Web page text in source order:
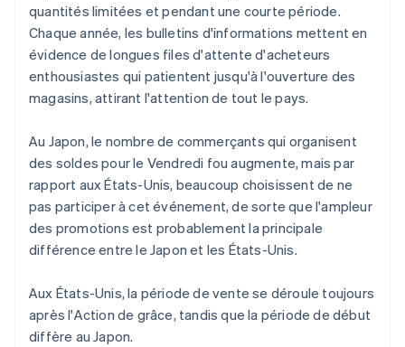
quantités limitées et pendant une courte période.
Chaque année, les bulletins d'informations mettent en
évidence de longues files d'attente d'acheteurs
enthousiastes qui patientent jusqu'à l'ouverture des
magasins, attirant l'attention de tout le pays.
Au Japon, le nombre de commerçants qui organisent
des soldes pour le Vendredi fou augmente, mais par
rapport aux États-Unis, beaucoup choisissent de ne
pas participer à cet événement, de sorte que l'ampleur
des promotions est probablement la principale
différence entre le Japon et les États-Unis.
Aux États-Unis, la période de vente se déroule toujours
après l'Action de grâce, tandis que la période de début
diffère au Japon.